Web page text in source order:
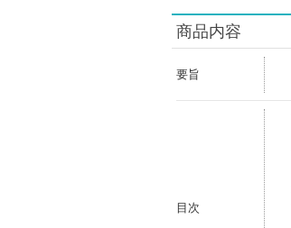
商品内容
要旨
目次